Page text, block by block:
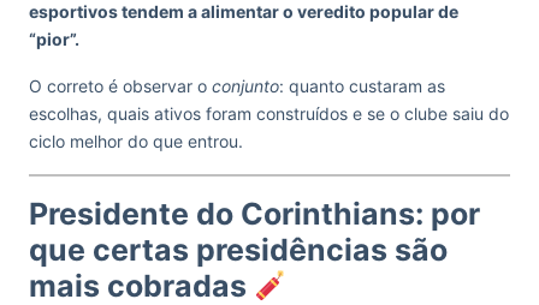
esportivos tendem a alimentar o veredito popular de
“pior”.
O correto é observar o conjunto: quanto custaram as
escolhas, quais ativos foram construídos e se o clube saiu do
ciclo melhor do que entrou.
Presidente do Corinthians: por
que certas presidências são
mais cobradas